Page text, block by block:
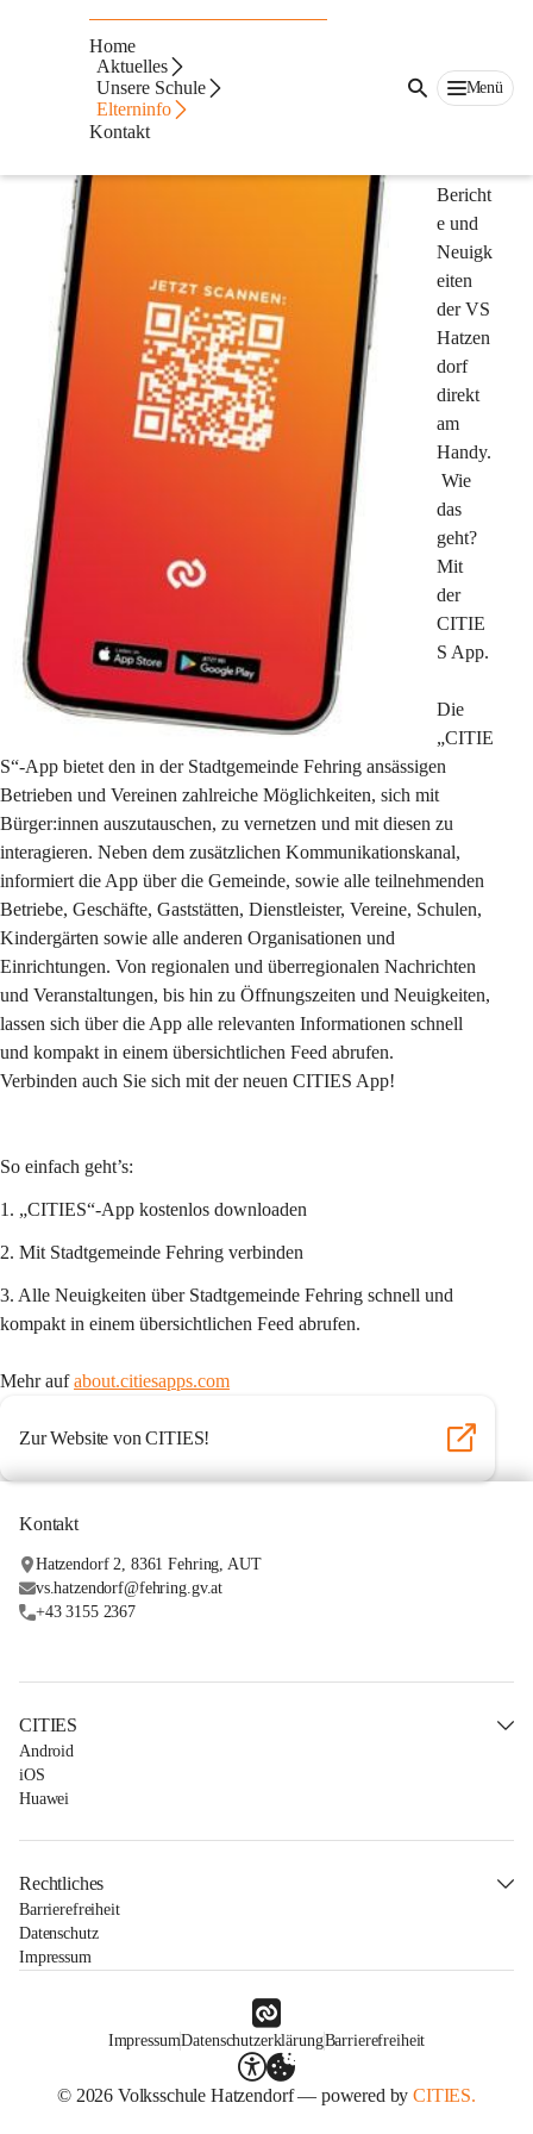
Home
Aktuelles
Unsere Schule
Elterninfo
Kontakt
Menü
CITIES
Lesen
Sie
Bericht
e und
Neuigk
eiten
der VS
Hatzen
dorf
direkt
am
Handy.
Wie
das
geht?
Mit
der
CITIE
S App.
Die
„CITIE
S“-App bietet den in der Stadtgemeinde Fehring ansässigen
Betrieben und Vereinen zahlreiche Möglichkeiten, sich mit
Bürger:innen auszutauschen, zu vernetzen und mit diesen zu
interagieren. Neben dem zusätzlichen Kommunikationskanal,
informiert die App über die Gemeinde, sowie alle teilnehmenden
Betriebe, Geschäfte, Gaststätten, Dienstleister, Vereine, Schulen,
Kindergärten sowie alle anderen Organisationen und
Einrichtungen. Von regionalen und überregionalen Nachrichten
und Veranstaltungen, bis hin zu Öffnungszeiten und Neuigkeiten,
lassen sich über die App alle relevanten Informationen schnell
und kompakt in einem übersichtlichen Feed abrufen.
Verbinden auch Sie sich mit der neuen CITIES App!
So einfach geht’s:
1. „CITIES“-App kostenlos downloaden
2. Mit Stadtgemeinde Fehring verbinden
3. Alle Neuigkeiten über Stadtgemeinde Fehring schnell und
kompakt in einem übersichtlichen Feed abrufen.
Mehr auf about.citiesapps.com
Zur Website von CITIES!
Kontakt
Hatzendorf 2, 8361 Fehring, AUT
vs.hatzendorf@fehring.gv.at
+43 3155 2367
CITIES
Android
iOS
Huawei
Rechtliches
Barrierefreiheit
Datenschutz
Impressum
ImpressumDatenschutzerklärungBarrierefreiheit
© 2026 Volksschule Hatzendorf — powered byCITIES.